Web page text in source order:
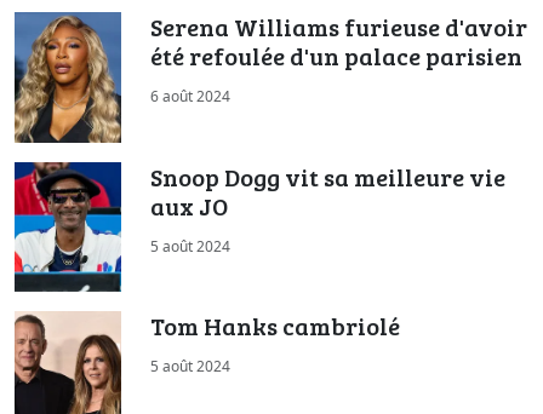
Serena Williams furieuse d'avoir
été refoulée d'un palace parisien
6 août 2024
Snoop Dogg vit sa meilleure vie
aux JO
5 août 2024
Tom Hanks cambriolé
5 août 2024